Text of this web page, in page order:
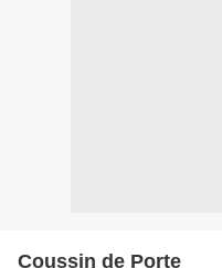
Coussin de Porte